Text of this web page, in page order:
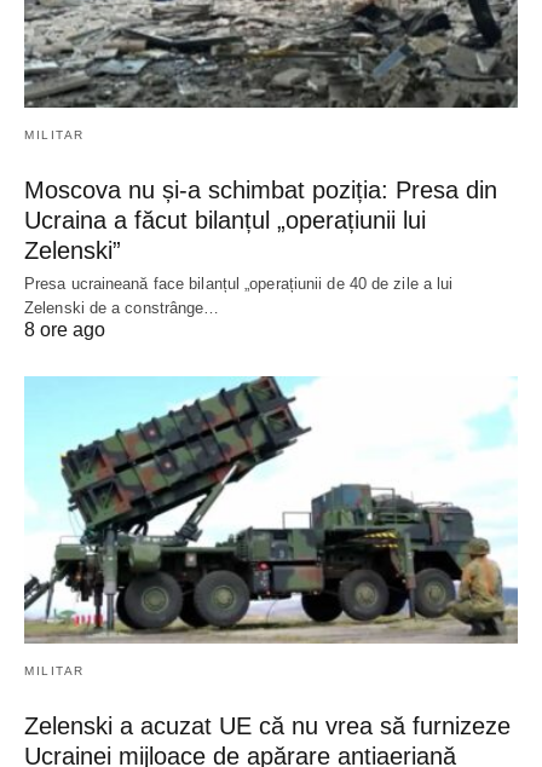
MILITAR
Moscova nu și-a schimbat poziția: Presa din
Ucraina a făcut bilanțul „operațiunii lui
Zelenski”
Presa ucraineană face bilanțul „operațiunii de 40 de zile a lui
Zelenski de a constrânge…
8 ore ago
MILITAR
Zelenski a acuzat UE că nu vrea să furnizeze
Ucrainei mijloace de apărare antiaeriană